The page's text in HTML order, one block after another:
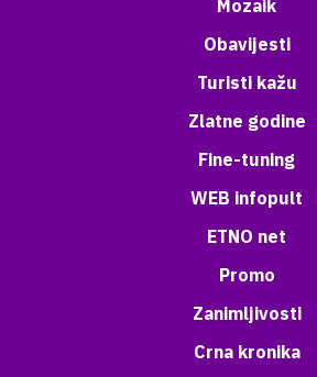
Mozaik
Obavijesti
Turisti kažu
Zlatne godine
Fine-tuning
WEB infopult
ETNO net
Promo
Zanimljivosti
Crna kronika